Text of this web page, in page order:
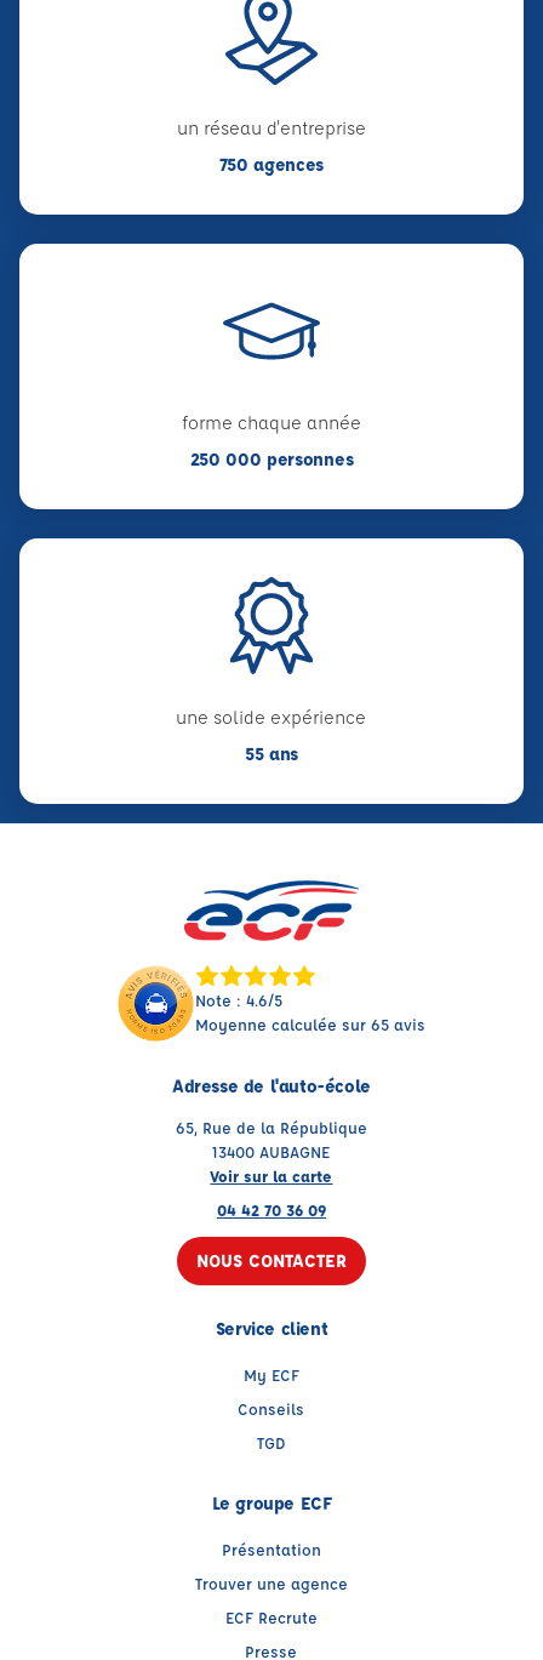
un réseau d'entreprise
750 agences
forme chaque année
250 000 personnes
une solide expérience
55 ans
Note : 4.6/5
Moyenne calculée sur 65 avis
Adresse de l'auto-école
65, Rue de la République
13400 AUBAGNE
Voir sur la carte
04 42 70 36 09
NOUS CONTACTER
Service client
My ECF
Conseils
TGD
Le groupe ECF
Présentation
Trouver une agence
ECF Recrute
Presse